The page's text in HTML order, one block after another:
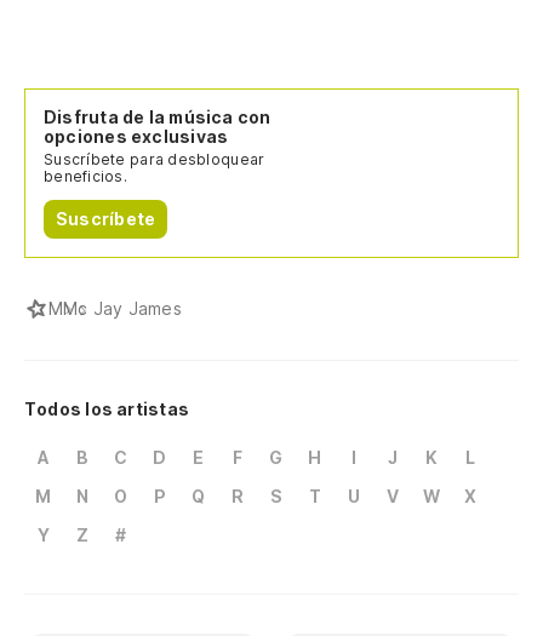
Disfruta de la música con
opciones exclusivas
Suscríbete para desbloquear
beneficios.
Suscríbete
MMc Jay James
Todos los artistas
A B C D E F G H I J K
L
M
N O P Q R S T U V W
X
Y
Z #